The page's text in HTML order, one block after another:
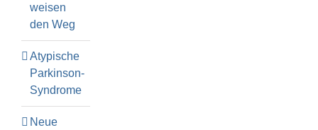
weisen
den Weg
Atypische
Parkinson-
Syndrome
Neue